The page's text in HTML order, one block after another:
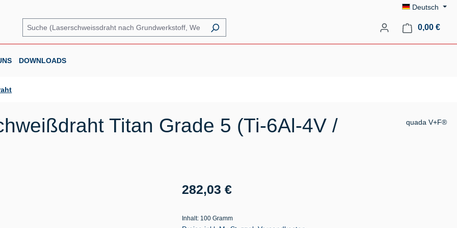
Deutsch
0,00 €
DOWNLOADS
Titan Grade 5 (Ti-6Al-4V / quada V+F®
Regulärer Preis:
282,03 €
Inhalt: 100 Gramm